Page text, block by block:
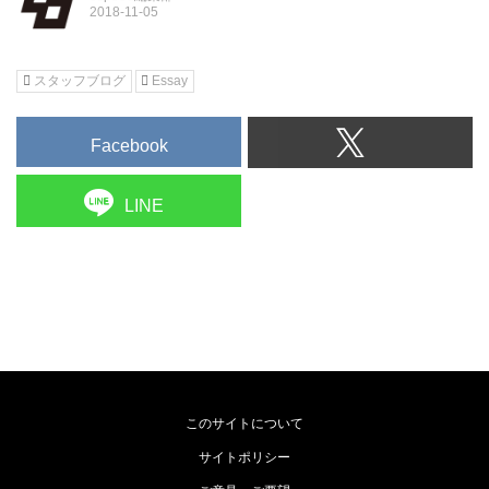
スタッフブログ Essay
Facebook
LINE
このサイトについて
サイトポリシー